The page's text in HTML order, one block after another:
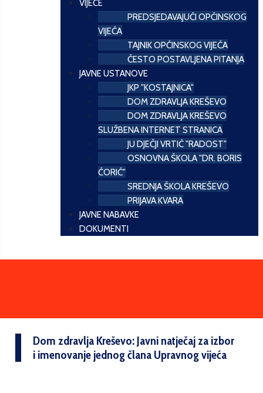
VIJEĆE
PREDSJEDAVAJUĆI OPĆINSKOG
VIJEĆA
TAJNIK OPĆINSKOG VIJEĆA
ČESTO POSTAVLJENA PITANJA
JAVNE USTANOVE
JKP "KOSTAJNICA"
DOM ZDRAVLJA KREŠEVO
DOM ZDRAVLJA KREŠEVO
SLUŽBENA INTERNET STRANICA
JU DJEČJI VRTIĆ "RADOST"
OSNOVNA ŠKOLA "DR. BORIS
ĆORIĆ"
SREDNJA ŠKOLA KREŠEVO
PRIJAVA KVARA
JAVNE NABAVKE
DOKUMENTI
Dom zdravlja Kreševo: Javni natječaj za izbor
i imenovanje jednog člana Upravnog vijeća